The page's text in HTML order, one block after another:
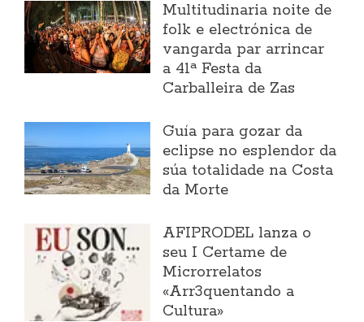
Multitudinaria noite de
folk e electrónica de
vangarda par arrincar
a 41ª Festa da
Carballeira de Zas
Guía para gozar da
eclipse no esplendor da
súa totalidade na Costa
da Morte
AFIPRODEL lanza o
seu I Certame de
Microrrelatos
«Arr3quentando a
Cultura»